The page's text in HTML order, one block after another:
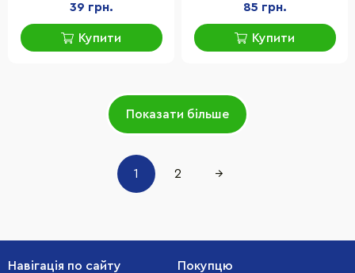
39 грн.
Купити
85 грн.
Купити
Показати більше
1 2 →
Навігація по сайту Покупцю